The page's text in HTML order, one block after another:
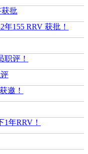
获批
155 RRV 获批！
评！
邀！
年RRV！